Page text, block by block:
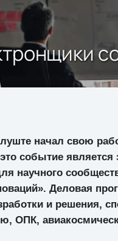
начал свою
событие
научного
Деловая
и решения,
ОПК,